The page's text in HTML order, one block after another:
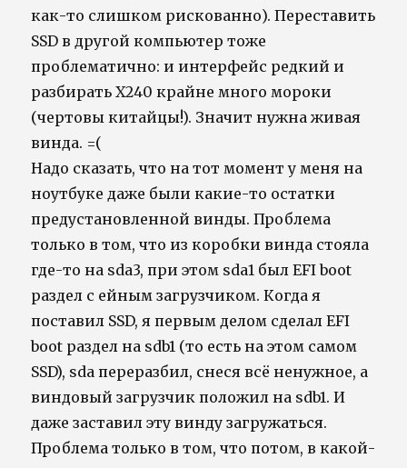
как-то слишком рискованно). Переставить
SSD в другой компьютер тоже
проблематично: и интерфейс редкий и
разбирать X240 крайне много мороки
(чертовы китайцы!). Значит нужна живая
винда. =(
Надо сказать, что на тот момент у меня на
ноутбуке даже были какие-то остатки
предустановленной винды. Проблема
только в том, что из коробки винда стояла
где-то на sda3, при этом sda1 был EFI boot
раздел с ейным загрузчиком. Когда я
поставил SSD, я первым делом сделал EFI
boot раздел на sdb1 (то есть на этом самом
SSD), sda переразбил, снеся всё ненужное, а
виндовый загрузчик положил на sdb1. И
даже заставил эту винду загружаться.
Проблема только в том, что потом, в какой-